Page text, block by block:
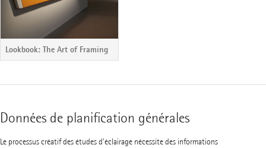
Lookbook: The Art of Framing
Données de planification générales
Le processus créatif des études d'éclairage nécessite des informations